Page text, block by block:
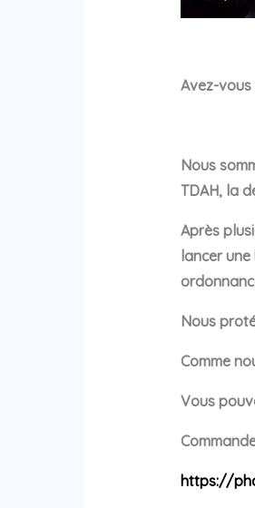
Avez-vous
Nous
TDAH, la
Après
lancer
Nous
Comme
Vous
https://